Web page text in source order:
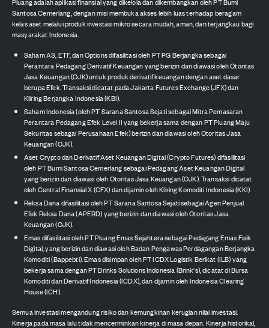
Santosa Cemerlang, dengan misi membuka akses lebih luas terhadap beragam
kelas aset melalui produk investasi mikro secara mudah, aman, dan terjangkau bagi
masyarakat Indonesia.
Saham AS, ETF, dan Options difasilitasi oleh PT PG Berjangka sebagai
Perantara Pedagang Derivatif Keuangan yang berizin dan diawasi oleh Otoritas
Jasa Keuangan (OJK) untuk produk derivatif keuangan dengan aset dasar
berupa Efek. Transaksi dicatat pada Jakarta Futures Exchange (JFX) dan
Kliring Berjangka Indonesia (KBI).
Saham Indonesia (oleh PT Sarana Santosa Sejati sebagai Mitra Pemasaran
Perantara Pedagang Efek Level II yang bekerja sama dengan PT Pluang Maju
Sekuritas sebagai Perusahaan Efek) berizin dan diawasi oleh Otoritas Jasa
Keuangan (OJK).
Aset Crypto dan Derivatif Aset Keuangan Digital (Crypto Futures) difasilitasi
oleh PT Bumi Santosa Cemerlang sebagai Pedagang Aset Keuangan Digital
yang berizin dan diawasi oleh Otoritas Jasa Keuangan (OJK). Transaksi dicatat
oleh Central Finansial X (CFX) dan dijamin oleh Kliring Komoditi Indonesia (KKI).
Reksa Dana difasilitasi oleh PT Sarana Santosa Sejati sebagai Agen Penjual
Efek Reksa Dana (APERD) yang berizin dan diawasi oleh Otoritas Jasa
Keuangan (OJK).
Emas difasilitasi oleh PT Pluang Emas Sejahtera sebagai Pedagang Emas Fisik
Digital, yang berizin dan diawasi oleh Badan Pengawas Perdagangan Berjangka
Komoditi (Bappebti). Emas disimpan oleh PT ICDX Logistik Berikat (ILB) yang
bekerja sama dengan PT Brinks Solutions Indonesia (Brink's), dicatat di Bursa
Komoditi dan Derivatif Indonesia (ICDX), dan dijamin oleh Indonesia Clearing
House (ICH).
Semua investasi mengandung risiko dan kemungkinan kerugian nilai investasi.
Kinerja pada masa lalu tidak mencerminkan kinerja di masa depan. Kinerja historikal,